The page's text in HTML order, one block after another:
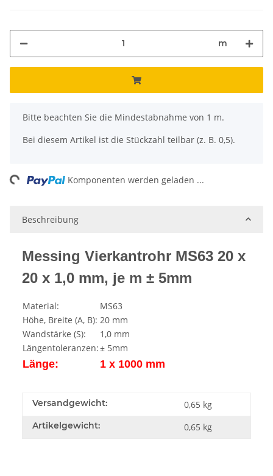
m
x
Bitte beachten Sie die Mindestabnahme von 1 m.
Bei diesem Artikel ist die Stückzahl teilbar (z. B. 0,5).
Komponenten werden geladen ...
Beschreibung
Messing Vierkantrohr MS63 20 x
20 x 1,0 mm, je m ± 5mm
Material:
MS63
Höhe, Breite (A, B): 20 mm
Wandstärke (S):
1,0 mm
Längentoleranzen:± 5mm
Länge: 1 x 1000 mm
Versandgewicht: 0,65 kg
Artikelgewicht: 0,65 kg